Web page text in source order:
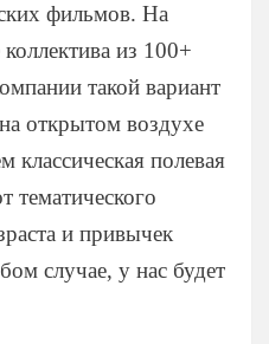
фильмов. На
из 100+
такой вариант
открытом воздухе
классическая полевая
тематического
и привычек
случае, у нас будет